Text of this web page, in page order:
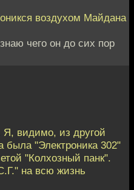
воздухом Майдана
чего он до сих пор
видимо, из другой
была "Электроника 302"
"Колхозный панк".
на всю жизнь